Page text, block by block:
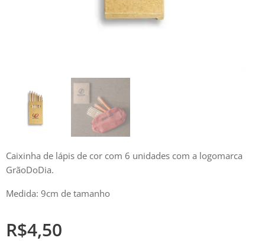
Caixinha de lápis de cor com 6 unidades com a logomarca
GrãoDoDia.
Medida: 9cm de tamanho
R$4,50